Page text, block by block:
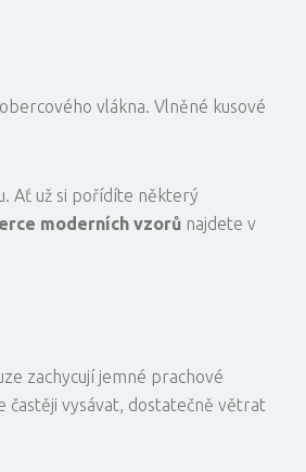
vlákna. Vlněné kusové
Ať už si pořídíte některý
moderních vzorů najdete v
zachycují jemné prachové
častěji vysávat, dostatečně větrat